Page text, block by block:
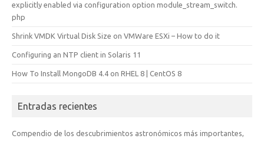
explicitly enabled via configuration option module_stream_switch.
php
Shrink VMDK Virtual Disk Size on VMWare ESXi – How to do it
Configuring an NTP client in Solaris 11
How To Install MongoDB 4.4 on RHEL 8 | CentOS 8
Entradas recientes
Compendio de los descubrimientos astronómicos más importantes,